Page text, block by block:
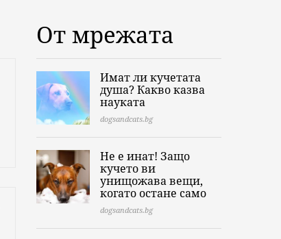
От мрежата
Имат ли кучетата
душа? Какво казва
науката
dogsandcats.bg
Не е инат! Защо
кучето ви
унищожава вещи,
когато остане само
dogsandcats.bg